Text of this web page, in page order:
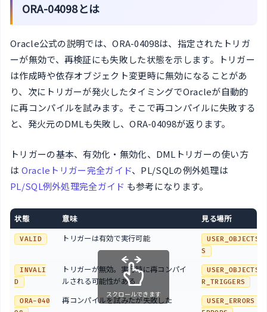
ORA-04098とは
Oracle公式の説明では、ORA-04098は、指定されたトリガ
ーが無効で、再検証にも失敗した状態を示します。トリガー
は作成時や依存オブジェクト変更時に無効になることがあ
り、次にトリガーが発火したタイミングでOracleが自動的
に再コンパイルを試みます。そこで再コンパイルに失敗する
と、発火元のDMLも失敗し、ORA-04098が返ります。
トリガーの基本、有効化・無効化、DMLトリガーの使い方
は Oracleトリガー完全ガイド、PL/SQLの例外処理は
PL/SQL例外処理完全ガイド も参考になります。
状態 意味 見る場所
VALID トリガーは有効で実行可能
S
INVALI
D
トリガーが無効。実行時に再コンパイ
ルされる可能性がある
USER_OBJECTS
R_TRIGGERS
ORA-040
再コンパイルを試みたが失敗した USER_ERRORS
スクロールできます